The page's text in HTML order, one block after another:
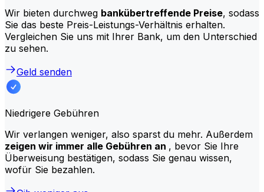
Wir bieten durchweg bankübertreffende Preise, sodass
Sie das beste Preis-Leistungs-Verhältnis erhalten.
Vergleichen Sie uns mit Ihrer Bank, um den Unterschied
zu sehen.
Geld senden
Niedrigere Gebühren
Wir verlangen weniger, also sparst du mehr. Außerdem
zeigen wir immer alle Gebühren an , bevor Sie Ihre
Überweisung bestätigen, sodass Sie genau wissen,
wofür Sie bezahlen.